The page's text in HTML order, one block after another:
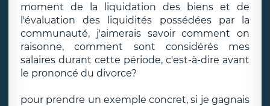
moment de la liquidation des biens et de
l'évaluation des liquidités possédées par la
communauté, j'aimerais savoir comment on
raisonne, comment sont considérés mes
salaires durant cette période, c'est-à-dire avant
le prononcé du divorce?
pour prendre un exemple concret, si je gagnais